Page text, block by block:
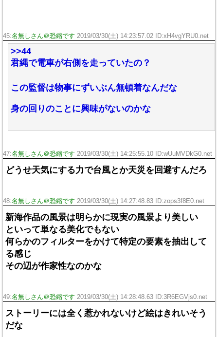
45:名無しさん＠恐縮です 2019/03/30(土) 14:23:57.02 ID:xH4vgYRU0.net
>>44
君縄で電車が右側を走っていたの？
この監督は物事にずいぶん無頓着なんだな
身の回りのことに興味がないのかな
47:名無しさん＠恐縮です 2019/03/30(土) 14:25:55.10 ID:wUuMVDkG0.net
どうせ天気にする力で台風とか天災を回避すんだろ
48:名無しさん＠恐縮です 2019/03/30(土) 14:27:48.83 ID:zops3f8E0.net
新海作品の風景は明らかに現実の風景より美しい
といって単なる美化でもない
何らかのフィルターをかけて特定の要素を抽出して
る感じ
その辺が作家性なのかな
49:名無しさん＠恐縮です 2019/03/30(土) 14:28:48.63 ID:3R6EGVjs0.net
ストーリーには全く惹かれないけど絵はきれいそう
だな